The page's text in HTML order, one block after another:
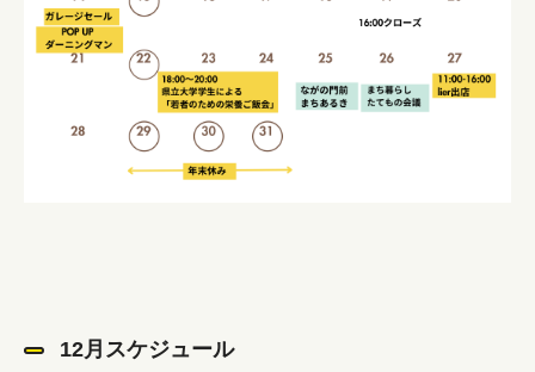
12月スケジュール